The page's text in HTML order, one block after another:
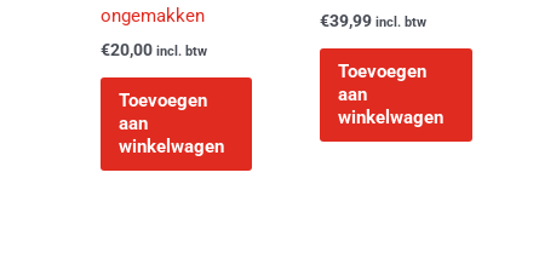
ongemakken
€20,00 incl. btw
Toevoegen
aan
winkelwagen
€39,99 incl. btw
Toevoegen
aan
winkelwagen